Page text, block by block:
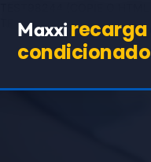
TROCANDO APENAS OS
Maxxi recarga